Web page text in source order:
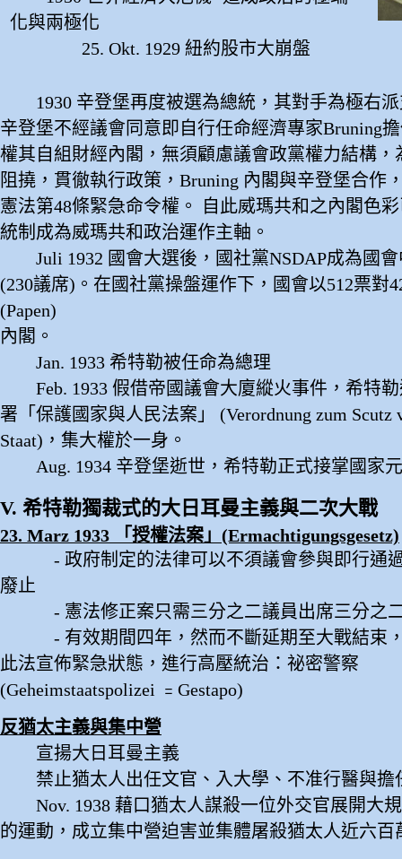
化與兩極化
25. Okt. 1929 紐約股市大崩盤
1930 辛登堡再度被選為總統，其對手為極右派
辛登堡不經議會同意即自行任命經濟專家Bruning
權其自組財經內閣，無須顧慮議會政黨權力結構，
阻撓，貫徹執行政策，Bruning 內閣與辛登堡合作
憲法第48條緊急命令權。 自此威瑪共和之內閣色
統制成為威瑪共和政治運作主軸。
Juli 1932 國會大選後，國社黨NSDAP成為國會
(230議席)。在國社黨操盤運作下，國會以512票對
(Papen)
內閣。
Jan. 1933 希特勒被任命為總理
Feb. 1933 假借帝國議會大廈縱火事件，希特勒
署「保護國家與人民法案」 (Verordnung zum Scutz
Staat)，集大權於一身。
Aug. 1934 辛登堡逝世，希特勒正式接掌國家
V. 希特勒獨裁式的大日耳曼主義與二次大戰
23. Marz 1933 「授權法案」(Ermachtigungsgesetz)
- 政府制定的法律可以不須議會參與即行通過
廢止
- 憲法修正案只需三分之二議員出席三分之
- 有效期間四年，然而不斷延期至大戰結束，
此法宣佈緊急狀態，進行高壓統治：祕密警察
(Geheimstaatspolizei ﹦Gestapo)
反猶太主義與集中營
宣揚大日耳曼主義
禁止猶太人出任文官、入大學、不准行醫與擔
Nov. 1938 藉口猶太人謀殺一位外交官展開大
的運動，成立集中營迫害並集體屠殺猶太人近六百